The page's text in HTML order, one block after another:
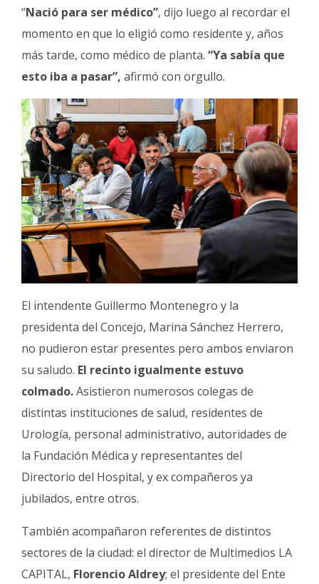
“Nació para ser médico”, dijo luego al recordar el
momento en que lo eligió como residente y, años
más tarde, como médico de planta. “Ya sabía que
esto iba a pasar”, afirmó con orgullo.
El intendente Guillermo Montenegro y la
presidenta del Concejo, Marina Sánchez Herrero,
no pudieron estar presentes pero ambos enviaron
su saludo. El recinto igualmente estuvo
colmado.Asistieron numerosos colegas de
distintas instituciones de salud, residentes de
Urología, personal administrativo, autoridades de
la Fundación Médica y representantes del
Directorio del Hospital, y ex compañeros ya
jubilados, entre otros.
También acompañaron referentes de distintos
sectores de la ciudad: el director de Multimedios LA
CAPITAL, Florencio Aldrey; el presidente del Ente